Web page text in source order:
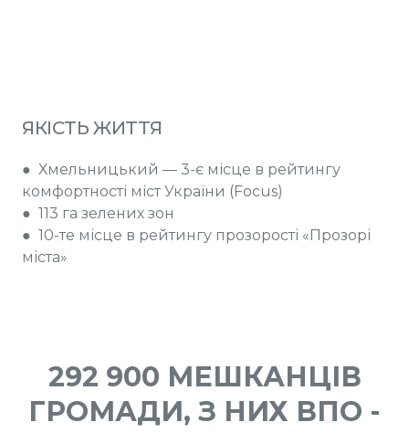
ЯКІСТЬ ЖИТТЯ
● Хмельницький — 3-є місце в рейтингу
комфортності міст України (Focus)
● 113 га зелених зон
● 10-те місце в рейтингу прозорості «Прозорі
міста»
292 900 МЕШКАНЦІВ
ГРОМАДИ, З НИХ ВПО -